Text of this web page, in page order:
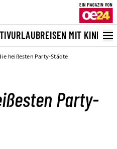
REISEN MIT KINDERN
heißesten Party-Städte
Party-